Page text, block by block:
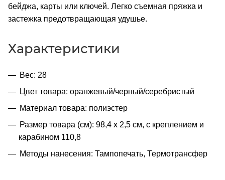
бейджа, карты или ключей. Легко съемная пряжка и
застежка предотвращающая удушье.
Характеристики
Вес: 28
Цвет товара: оранжевый/черный/серебристый
Материал товара: полиэстер
Размер товара (см): 98,4 х 2,5 см, с креплением и
карабином 110,8
Методы нанесения: Тампопечать, Термотрансфер